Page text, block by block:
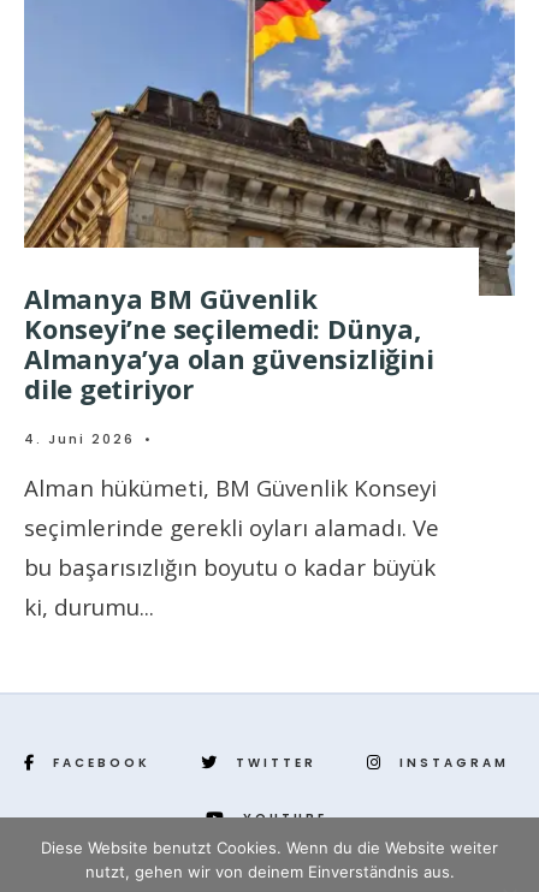
Almanya BM Güvenlik
Konseyi’ne seçilemedi: Dünya,
Almanya’ya olan güvensizliğini
dile getiriyor
4. Juni 2026 •
Alman hükümeti, BM Güvenlik Konseyi
seçimlerinde gerekli oyları alamadı. Ve
bu başarısızlığın boyutu o kadar büyük
ki, durumu...
FACEBOOK TWITTER INSTAGRAM
YOUTUBE
Diese Website benutzt Cookies. Wenn du die Website weiter
nutzt, gehen wir von deinem Einverständnis aus.